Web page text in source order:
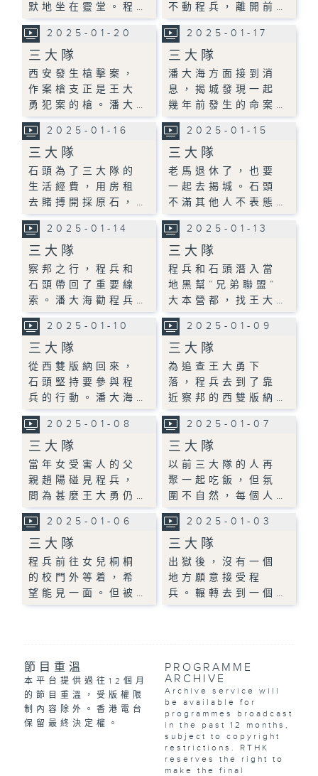
默地坐在靈堂。程…
不動程兵，離開前…
2025-01-20
三大隊
西安發生槍擊案，
作案槍支正是王大
勇犯案的槍。潘大…
2025-01-17
三大隊
潘大海方面接到消
息，揭城發現一起
幾年前發生的命案…
2025-01-16
三大隊
石頭為了三大隊的
生活經費，用房租
去賭搏開採原石，…
2025-01-15
三大隊
老馬退休了，也要
一起去揭城。石頭
不滿其他人不表態…
2025-01-14
三大隊
察邦之行，程兵和
石頭帶回了重要線
索。潘大海勸程兵…
2025-01-13
三大隊
程兵和石頭潛入當
地黑幫”兄弟聯盟”
大本營都，找王大…
2025-01-10
三大隊
從西雙版納回來，
石頭堅持要參與程
兵的行動。潘大海…
2025-01-09
三大隊
為追查王大勇下
落，程兵去到了靠
近察邦的西雙版納…
2025-01-08
三大隊
當年女受害人的父
親趙陽碰見程兵，
問為甚麼王大勇仍…
2025-01-07
三大隊
以前三大隊的人再
聚一起吃飯，但氛
圍不自然，每個人…
2025-01-06
三大隊
程兵前往女兒桐桐
的校門外等着，希
望能見一面。但被…
2025-01-03
三大隊
出獄後，沒有一個
地方願意接受程
兵。輾轉去到一個…
節目重溫
本平台提供過往12個月
的節目重溫，受版權限
制內容除外。香港電台
保留最終決定權。
PROGRAMME
ARCHIVE
Archive service will
be available for
programmes broadcast
in the past 12 months,
subject to copyright
restrictions. RTHK
reserves the right to
make the final